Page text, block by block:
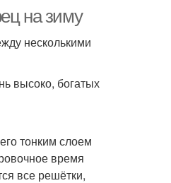
на зиму
несколькими
высоко, богатых
тонким слоем
время
все решётки,